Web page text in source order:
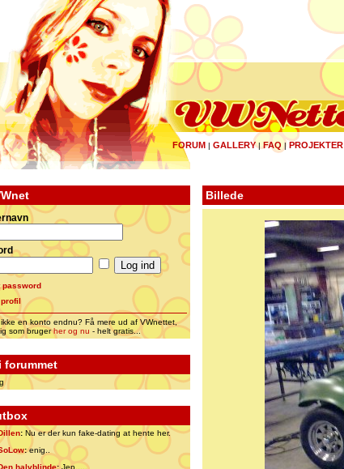
FORUM | GALLERY|FAQ | PROJEKTER
password
profil
en konto endnu? Få mere ud af VWnettet,
som brugerher og nu - helt gratis...
forummet
: Nu er der kun fake-dating at hente her.
:enig..
halvblinde:Jep.....
Billede